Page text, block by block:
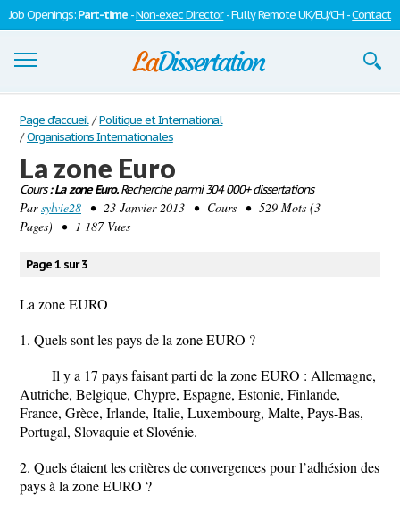
Job Openings:Part-time -Non-exec Director- Fully Remote UK/EU/CH -Contact
Dissertations
Se connecter
Contactez-nous
Page d'accueil / Politique et International
/ Organisations Internationales
La zone Euro
Cours: La zone Euro.Recherche parmi 304 000+ dissertations
Parsylvie28 • 23 Janvier 2013 • Cours • 529 Mots (3
Pages) • 1 187 Vues
Page 1 sur 3
La zone EURO
1. Quels sont les pays de la zone EURO ?
Il y a 17 pays faisant parti de la zone EURO : Allemagne,
Autriche, Belgique, Chypre, Espagne, Estonie, Finlande,
France, Grèce, Irlande, Italie, Luxembourg, Malte, Pays-Bas,
Portugal, Slovaquie et Slovénie.
2. Quels étaient les critères de convergences pour l’adhésion des
pays à la zone EURO ?